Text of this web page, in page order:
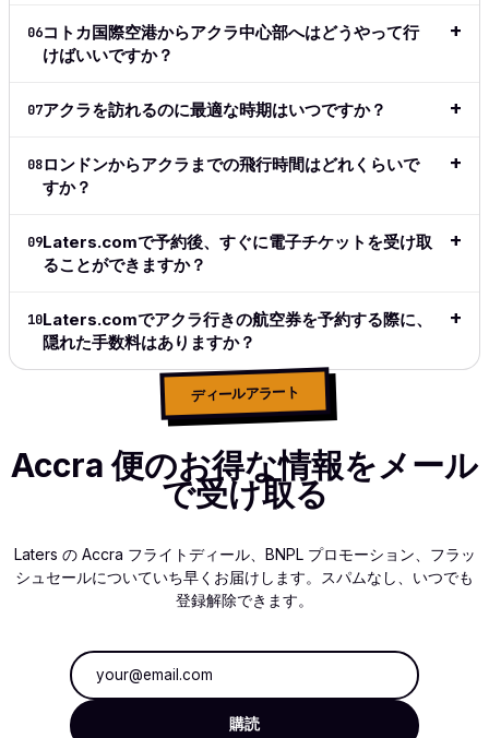
above all
exactly
what I
what I
完全なレ
ビューを
06コトカ国際空港からアクラ中心部へはどうやって行
けばいいですか？
07アクラを訪れるのに最適な時期はいつですか？
08ロンドンからアクラまでの飛行時間はどれくらいで
すか？
09Laters.comで予約後、すぐに電子チケットを受け取
ることができますか？
10Laters.comでアクラ行きの航空券を予約する際に、
隠れた手数料はありますか？
ディールアラート
Accra 便のお得な情報をメール
で受け取る
Laters の Accra フライトディール、BNPL プロモーション、フラッ
シュセールについていち早くお届けします。スパムなし、いつでも
登録解除できます。
メールアドレス
購読